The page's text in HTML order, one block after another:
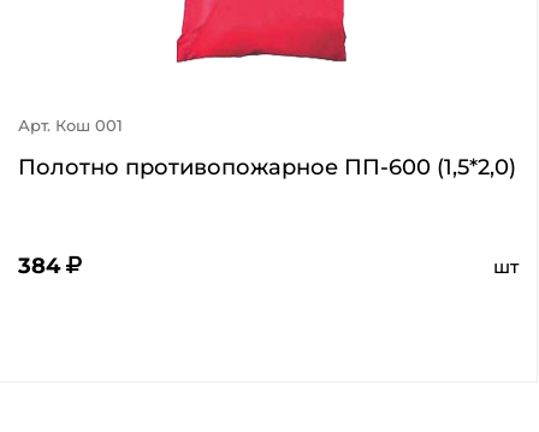
Арт. Кош 001
Полотно противопожарное ПП-600 (1,5*2,0)
384 шт